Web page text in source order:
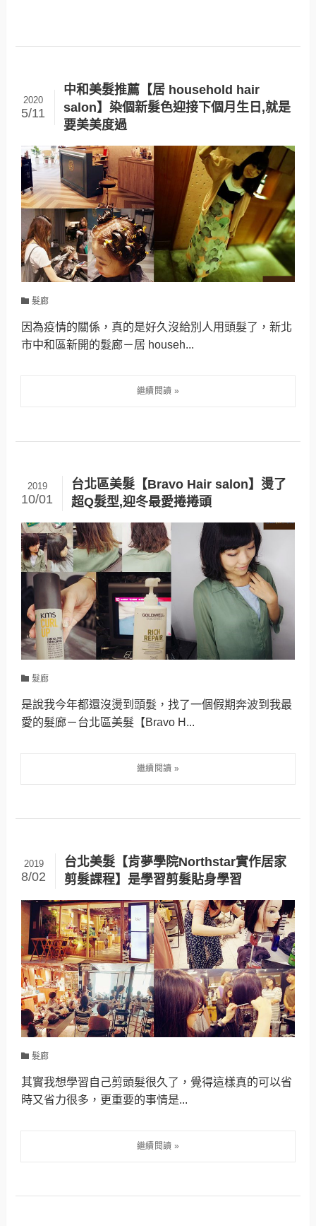
中和美髮推薦【居 household hair
salon】染個新髮色迎接下個月生日,就是
要美美度過
2020
5/11
髮廊
因為疫情的關係，真的是好久沒給別人用頭髮了，新北
市中和區新開的髮廊－居 househ...
台北區美髮【Bravo Hair salon】燙了
超Q髮型,迎冬最愛捲捲頭
2019
10/01
髮廊
是說我今年都還沒燙到頭髮，找了一個假期奔波到我最
愛的髮廊－台北區美髮【Bravo H...
台北美髮【肯夢學院Northstar實作居家
剪髮課程】是學習剪髮貼身學習
2019
8/02
髮廊
其實我想學習自己剪頭髮很久了，覺得這樣真的可以省
時又省力很多，更重要的事情是...